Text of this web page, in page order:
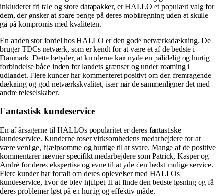
inkluderer fri tale og store datapakker, er HALLO et populært valg for
dem, der ønsker at spare penge på deres mobilregning uden at skulle
gå på kompromis med kvaliteten.
En anden stor fordel hos HALLO er den gode netværksdækning. De
bruger TDCs netværk, som er kendt for at være et af de bedste i
Danmark. Dette betyder, at kunderne kan nyde en pålidelig og hurtig
forbindelse både inden for landets grænser og under roaming i
udlandet. Flere kunder har kommenteret positivt om den fremragende
dækning og god netværkskvalitet, især når de sammenligner det med
andre teleselskaber.
Fantastisk kundeservice
En af årsagerne til HALLOs popularitet er deres fantastiske
kundeservice. Kunderne roser virksomhedens medarbejdere for at
være venlige, hjælpsomme og hurtige til at svare. Mange af de positive
kommentarer nævner specifikt medarbejdere som Patrick, Kasper og
André for deres ekspertise og evne til at yde den bedst mulige service.
Flere kunder har fortalt om deres oplevelser med HALLOs
kundeservice, hvor de blev hjulpet til at finde den bedste løsning og få
deres problemer løst på en hurtig og effektiv måde.